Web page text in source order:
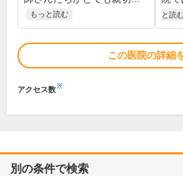
もっと読む
と読
この医院の詳細
アクセス数※
別の条件で検索